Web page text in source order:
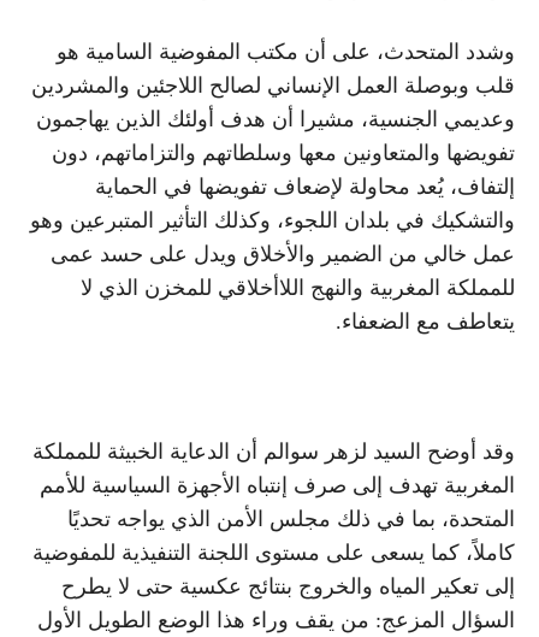
وشدد المتحدث، على أن مكتب المفوضية السامية هو
قلب وبوصلة العمل الإنساني لصالح اللاجئين والمشردين
وعديمي الجنسية، مشيرا أن هدف أولئك الذين يهاجمون
تفويضها والمتعاونين معها وسلطاتهم والتزاماتهم، دون
إلتفاف، يُعد محاولة لإضعاف تفويضها في الحماية
والتشكيك في بلدان اللجوء، وكذلك التأثير المتبرعين وهو
عمل خالي من الضمير والأخلاق ويدل على حسد عمى
للمملكة المغربية والنهج اللاأخلاقي للمخزن الذي لا
يتعاطف مع الضعفاء.
وقد أوضح السيد لزهر سوالم أن الدعاية الخبيثة للمملكة
المغربية تهدف إلى صرف إنتباه الأجهزة السياسية للأمم
المتحدة، بما في ذلك مجلس الأمن الذي يواجه تحديًا
كاملاً، كما يسعى على مستوى اللجنة التنفيذية للمفوضية
إلى تعكير المياه والخروج بنتائج عكسية حتى لا يطرح
السؤال المزعج: من يقف وراء هذا الوضع الطويل الأول